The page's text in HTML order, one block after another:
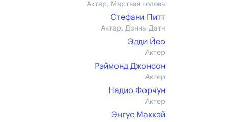
Актер, Мертвая голова
Стефани Питт
Актер, Донна Датч
Эдди Йео
Актер
Рэймонд Джонсон
Актер
Надио Форчун
Актер
Энгус Маккэй